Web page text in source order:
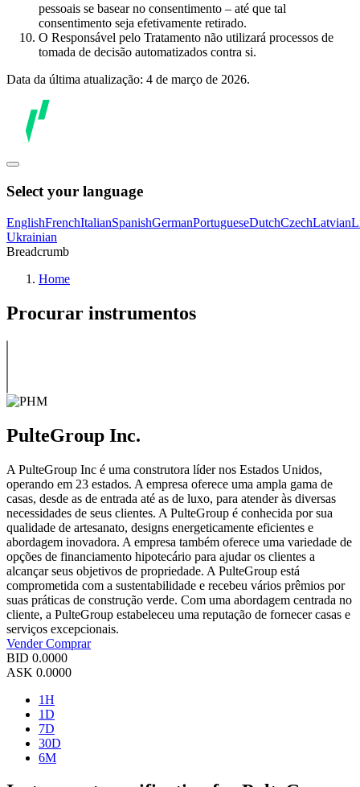
pessoais se basear no consentimento – até que tal
consentimento seja efetivamente retirado.
O Responsável pelo Tratamento não utilizará processos de
tomada de decisão automatizados contra si.
Data da última atualização: 4 de março de 2026.
Select your language
EnglishFrenchItalianSpanishGermanPortugueseDutchCzechLatvian
Ukrainian
Breadcrumb
Home
Procurar instrumentos
PulteGroup Inc.
A PulteGroup Inc é uma construtora líder nos Estados Unidos,
operando em 23 estados. A empresa oferece uma ampla gama de
casas, desde as de entrada até as de luxo, para atender às diversas
necessidades de seus clientes. A PulteGroup é conhecida por sua
qualidade de artesanato, designs energeticamente eficientes e
abordagem inovadora. A empresa também oferece uma variedade de
opções de financiamento hipotecário para ajudar os clientes a
alcançar seus objetivos de propriedade. A PulteGroup está
comprometida com a sustentabilidade e recebeu vários prêmios por
suas práticas de construção verde. Com uma abordagem centrada no
cliente, a PulteGroup estabeleceu uma reputação de fornecer casas e
serviços excepcionais.
VenderComprar
BID 0.0000
ASK 0.0000
1H
1D
7D
30D
6M